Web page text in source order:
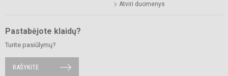
Atviri duomenys
Pastabėjote klaidų?
Turite pasiūlymų?
RAŠYKITE